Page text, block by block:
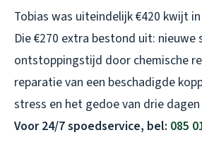
Tobias was uiteindelijk €420 kwijt
Die €270 extra bestond uit: nieuwe
ontstoppingstijd door chemische
reparatie van een beschadigde
stress en het gedoe van drie
Voor 24/7 spoedservice, bel: 085